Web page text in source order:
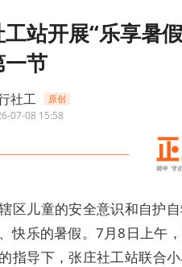
站开展“乐享暑
节
社工 原创
07-08 15:58
区儿童的安全意识和自护
快乐的暑假。7月8日上午
指导下，张庄社工站联合